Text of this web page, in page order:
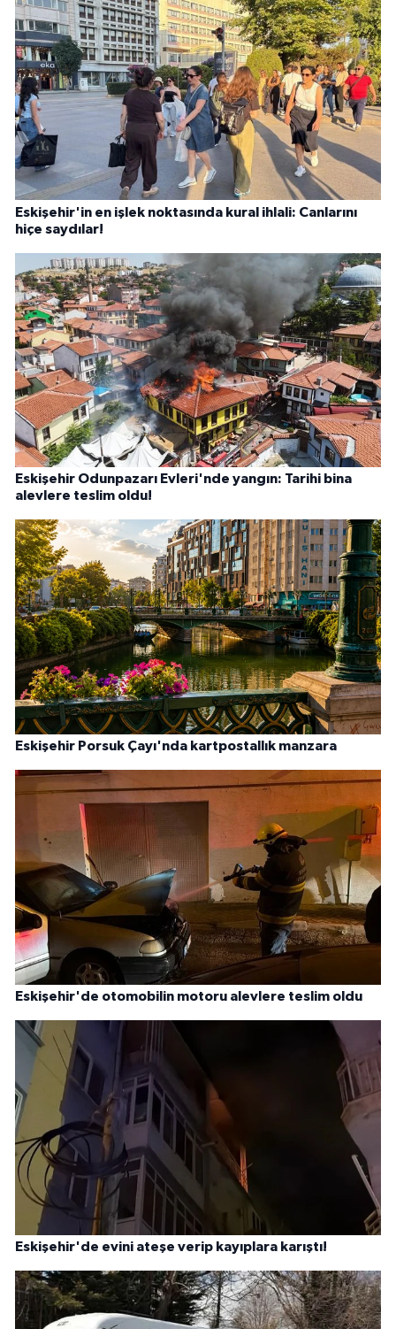
Eskişehir'in en işlek noktasında kural ihlali: Canlarını
hiçe saydılar!
Eskişehir Odunpazarı Evleri'nde yangın: Tarihi bina
alevlere teslim oldu!
Eskişehir Porsuk Çayı'nda kartpostallık manzara
Eskişehir'de otomobilin motoru alevlere teslim oldu
Eskişehir'de evini ateşe verip kayıplara karıştı!